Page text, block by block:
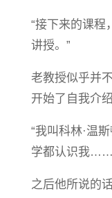
“接下来的课程
讲授。”
老教授似乎并
开始了自我介绍
“我叫科林·温
学都认识我
之后他所说的